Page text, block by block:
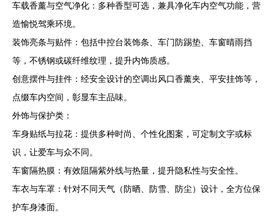
车载香薰与空气净化：多种香型可选，兼具净化车内空气功能，营
造愉悦驾乘环境。
装饰亮条与贴件：包括中控台装饰条、车门防踢垫、车窗晴雨挡
等，不锈钢或碳纤维纹理，提升内饰质感。
创意摆件与挂件：经安全设计的空调出风口香薰夹、平安挂饰等，
点缀车内空间，彰显车主品味。
外饰与保护类：
车身贴纸与拉花：提供多种时尚、个性化图案，可定制文字或标
识，让爱车与众不同。
车窗隔热膜：有效阻隔紫外线与热量，提升隐私性与安全性。
车衣与车罩：针对不同天气（防晒、防雪、防尘）设计，全方位保
护车身漆面。